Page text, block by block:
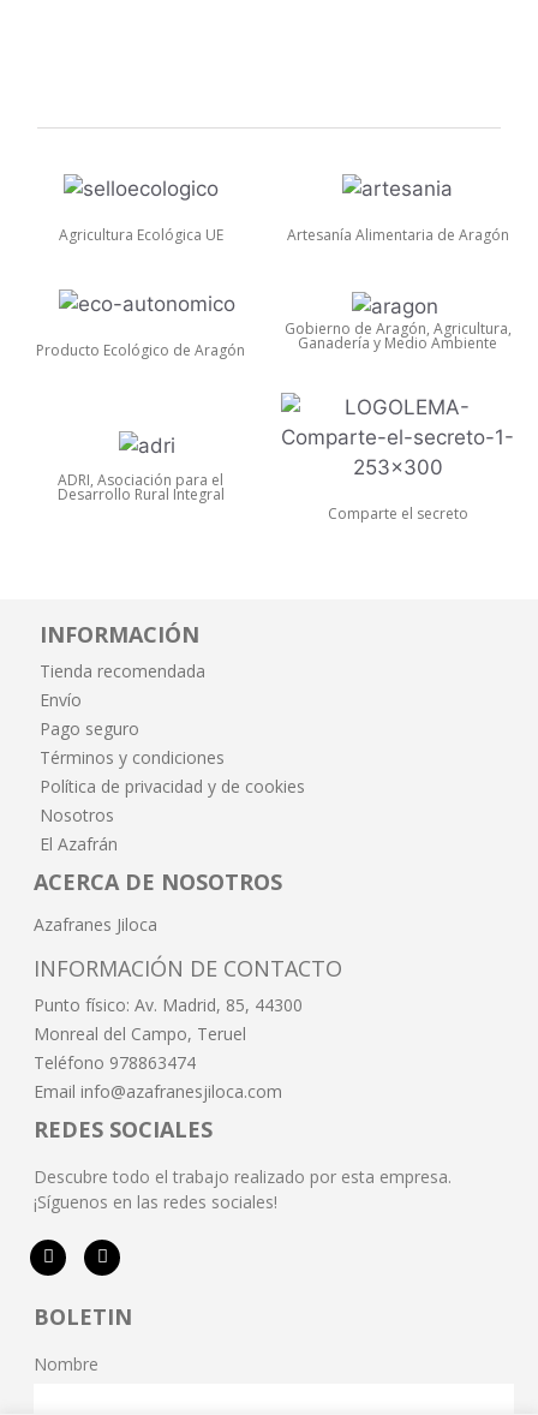
Agricultura Ecológica UE
Producto Ecológico de Aragón
ADRI, Asociación para el
Desarrollo Rural Integral
Artesanía Alimentaria de Aragón
Gobierno de Aragón, Agricultura,
Ganadería y Medio Ambiente
Comparte el secreto
INFORMACIÓN
Tienda recomendada
Envío
Pago seguro
Términos y condiciones
Política de privacidad y de cookies
Nosotros
El Azafrán
ACERCA DE NOSOTROS
Azafranes Jiloca
INFORMACIÓN DE CONTACTO
Punto físico: Av. Madrid, 85, 44300
Monreal del Campo, Teruel
Teléfono 978863474
Email info@azafranesjiloca.com
REDES SOCIALES
Descubre todo el trabajo realizado por esta empresa.
¡Síguenos en las redes sociales!
BOLETIN
Nombre